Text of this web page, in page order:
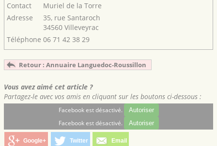
Contact
Muriel de la Torre
Adresse
35, rue Santaroch
34560 Villeveyrac
Téléphone 06 71 42 38 29
Retour : Annuaire Languedoc-Roussillon
Vous avez aimé cet article ?
Partagez-le avec vos amis en cliquant sur les boutons ci-dessous :
Facebook est désactivé. Autoriser
Facebook est désactivé. Autoriser
Google+ Twitter Email